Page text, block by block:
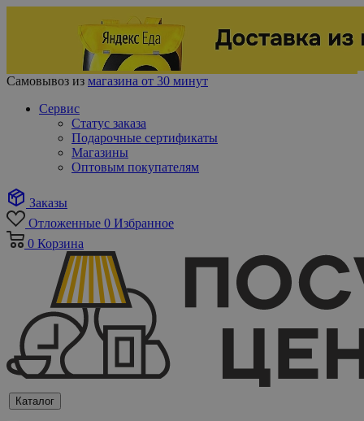
Самовывоз из магазина от 30 минут
Сервис
Статус заказа
Подарочные сертификаты
Магазины
Оптовым покупателям
Заказы
Отложенные 0 Избранное
0 Корзина
Каталог